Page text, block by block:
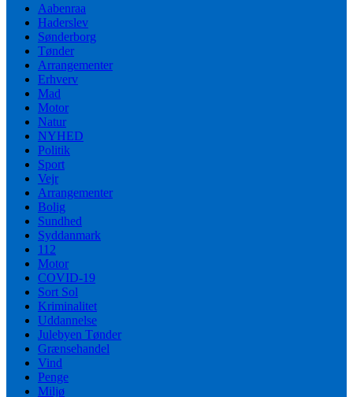
Aabenraa
Haderslev
Sønderborg
Tønder
Arrangementer
Erhverv
Mad
Motor
Natur
NYHED
Politik
Sport
Vejr
Arrangementer
Bolig
Sundhed
Syddanmark
112
Motor
COVID-19
Sort Sol
Kriminalitet
Uddannelse
Julebyen Tønder
Grænsehandel
Vind
Penge
Miljø